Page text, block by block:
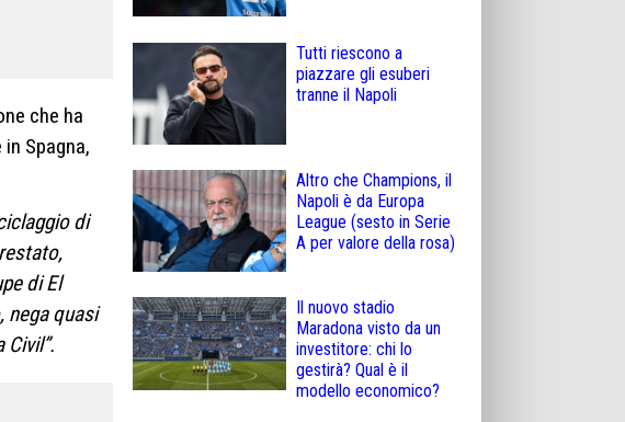
che ha
Spagna,
di
di El
nega quasi
Tutti riescono a
piazzare gli esuberi
tranne il Napoli
Altro che Champions, il
Napoli è da Europa
League (sesto in Serie
A per valore della rosa)
Il nuovo stadio
Maradona visto da un
investitore: chi lo
gestirà? Qual è il
modello economico?